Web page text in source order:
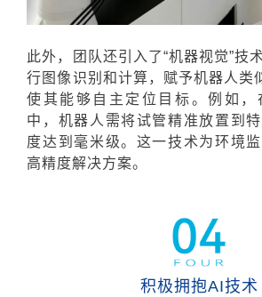
此外，团队还引入了“机器视觉”技
行图像识别和计算，赋予机器人类
使其能够自主定位目标。例如，
中，机器人需将试管精准放置到
度达到毫米级。这一技术为环境
高精度解决方案。
积极拥抱AI技术